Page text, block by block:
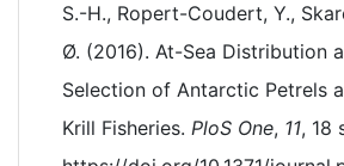
S.-H., Ropert-Coudert, Y.,
Ø. (2016). At-Sea Distribution
Selection of Antarctic Petrels
Krill Fisheries. PloS One, 11, 18